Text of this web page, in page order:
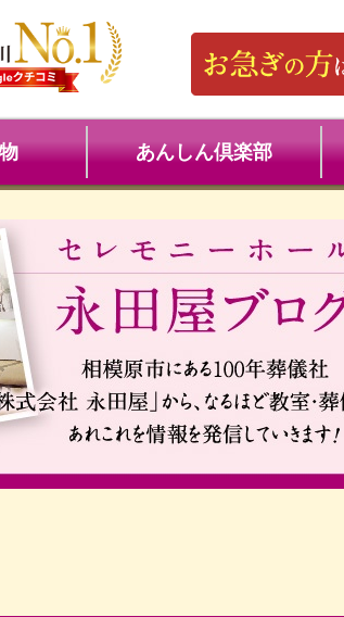
あんしん倶楽部